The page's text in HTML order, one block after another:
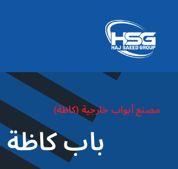
content
مصنع أبواب خارجية (كاظة)
باب كاظة 2